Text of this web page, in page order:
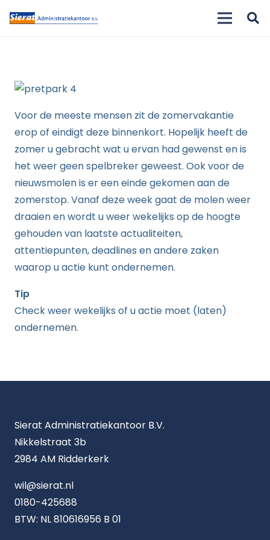
Voor de meeste mensen zit de zomervakantie
erop of eindigt deze binnenkort. Hopelijk heeft de
zomer u gebracht wat u ervan had gewenst en is
het weer geen spelbreker geweest. Ook voor de
nieuwsmolen is er een einde gekomen aan de
zomerstop. Vanaf deze week gaat de molen weer
draaien en wordt u weer wekelijks op de hoogte
gehouden van laatste actualiteiten,
attentiepunten, deadlines en andere zaken
waarop u actie kunt ondernemen.
Tip
Check weer wekelijks of u actie moet (laten)
ondernemen.
Sierat Administratiekantoor B.V.
Nikkelstraat 3b
2984 AM Ridderkerk
wil@sierat.nl
0180-425688
BTW: NL 810616956 B 01